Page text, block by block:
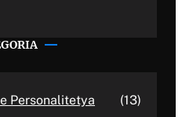
Personalitetya
(13)